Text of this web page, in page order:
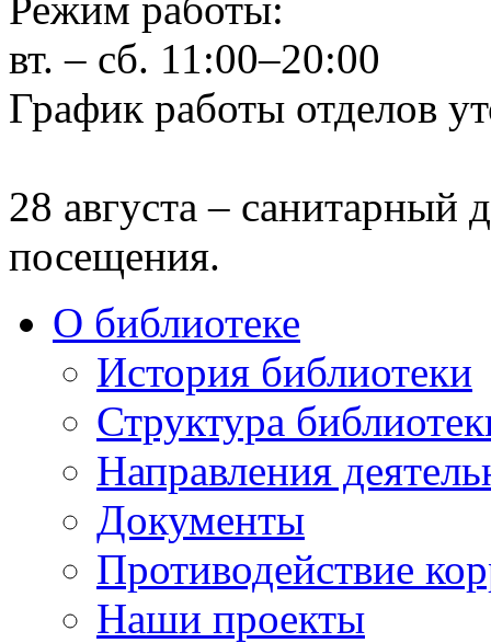
вт. – сб. 11:00–20:00
График работы отделов
28 августа – санитарный
посещения.
О библиотеке
История библиотеки
Структура
Направления
Документы
Противодействие
Наши проекты